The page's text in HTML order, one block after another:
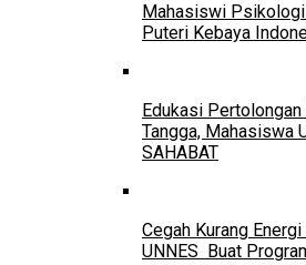
Mahasiswi Psikologi
Puteri Kebaya
Edukasi
Tangga, Mahasiswa
SAHABAT
Cegah Kurang
UNNES Buat